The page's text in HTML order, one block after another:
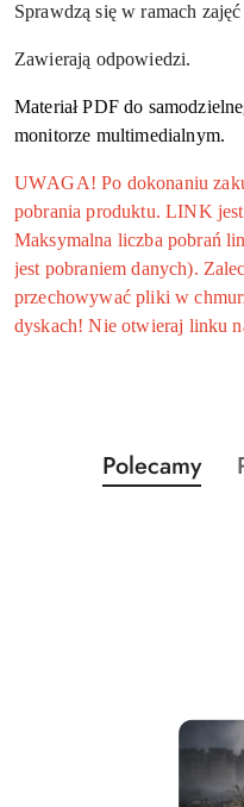
Sprawdzą się w ramach
Zawierają odpowiedzi.
Materiał PDF do
monitorze multimedialnym.
UWAGA! Po dokonaniu
pobrania produktu. LINK
Maksymalna liczba pobrań
jest pobraniem danych).
przechowywać pliki w
dyskach! Nie otwieraj linku
Pomiń karuzelę
Produkty
o
Polecamy